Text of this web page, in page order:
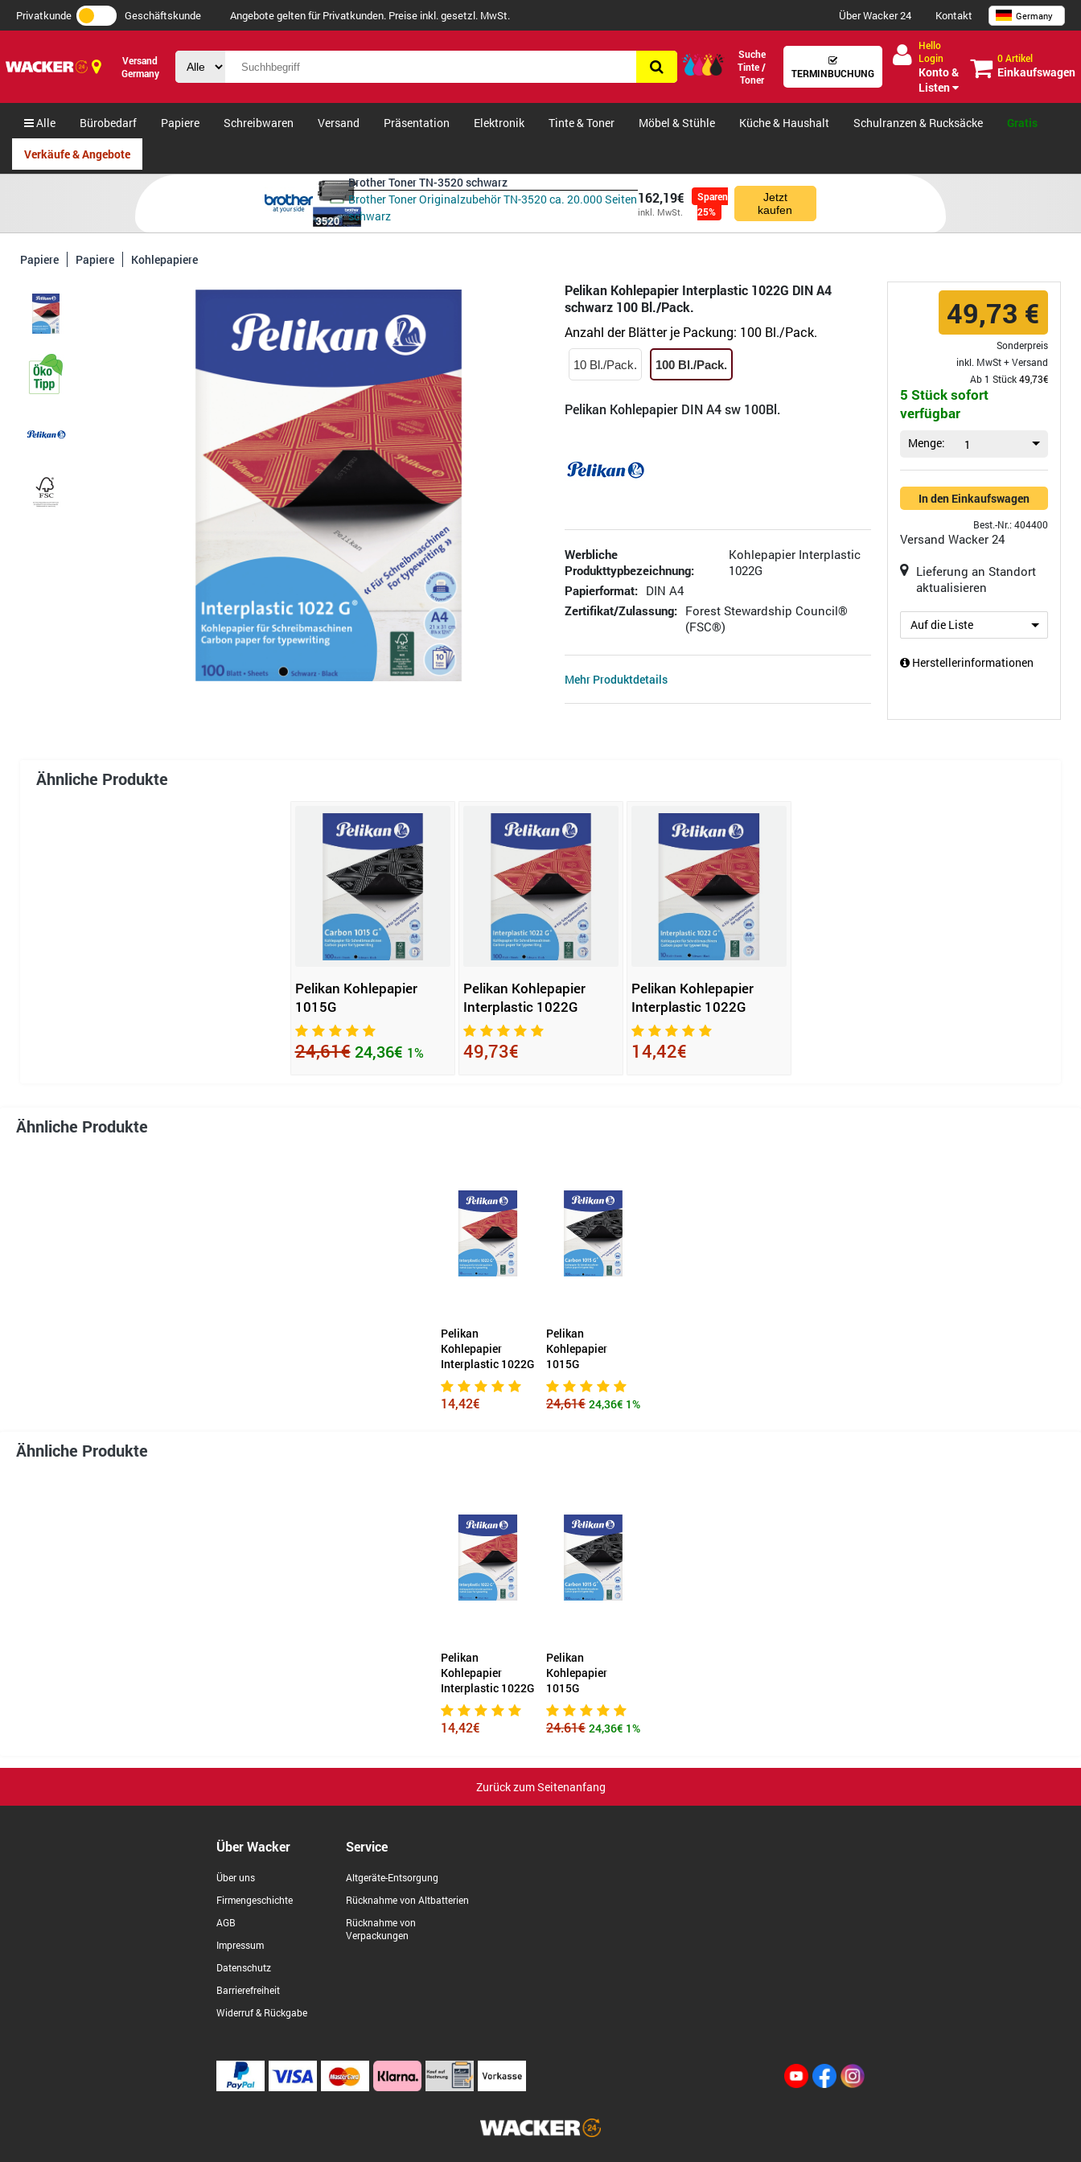
Privatkunde Geschäftskunde Angebote gelten für Privatkunden. Preise inkl. gesetzl. MwSt. Über Wacker 24 Kontakt Germany
Versand
Germany
Suche
Tinte /
Toner
TERMINBUCHUNG
Hello
Login
Konto &
Listen
0 Artikel
Einkaufswagen
Alle Bürobedarf Papiere Schreibwaren Versand Präsentation Elektronik Tinte & Toner Möbel & Stühle Küche & Haushalt Schulranzen & Rucksäcke Gratis
Verkäufe & Angebote
Brother Toner TN-3520 schwarz
Brother Toner Originalzubehör TN-3520 ca. 20.000 Seiten
schwarz
162,19€
inkl. MwSt.
Sparen
25%
Jetzt
kaufen
Papiere Papiere Kohlepapiere
Pelikan Kohlepapier Interplastic 1022G DIN A4
schwarz 100 Bl./Pack.
Anzahl der Blätter je Packung: 100 Bl./Pack.
10 Bl./Pack. 100 Bl./Pack.
Pelikan Kohlepapier DIN A4 sw 100Bl.
Werbliche
Produkttypbezeichnung:
Kohlepapier Interplastic
1022G
Papierformat: DIN A4
Zertifikat/Zulassung: Forest Stewardship Council®
(FSC®)
Mehr Produktdetails
49,73 €
Sonderpreis
inkl. MwSt +Versand
Ab 1 Stück49,73€
5 Stück sofort
verfügbar
Menge: 1
In den Einkaufswagen
Best.-Nr.: 404400
Versand Wacker 24
Lieferung an Standort
aktualisieren
Auf die Liste
Herstellerinformationen
Ähnliche Produkte
Pelikan Kohlepapier
1015G
24,61€ 24,36€ 1%
Pelikan Kohlepapier
Interplastic 1022G
49,73€
Pelikan Kohlepapier
Interplastic 1022G
14,42€
Ähnliche Produkte
Pelikan
Kohlepapier
Interplastic 1022G
14,42€
Pelikan
Kohlepapier
1015G
24,61€ 24,36€ 1%
Ähnliche Produkte
Pelikan
Kohlepapier
Interplastic 1022G
14,42€
Pelikan
Kohlepapier
1015G
24.61€ 24,36€ 1%
Zurück zum Seitenanfang
Über Wacker
Über uns
Firmengeschichte
AGB
Impressum
Datenschutz
Barrierefreiheit
Widerruf & Rückgabe
Service
Altgeräte-Entsorgung
Rücknahme von Altbatterien
Rücknahme von
Verpackungen